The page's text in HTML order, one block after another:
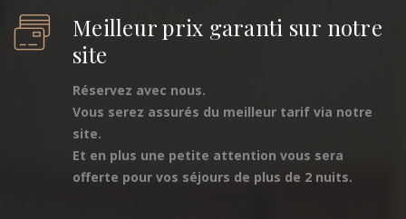
Meilleur prix garanti sur notre
site
Réservez avec nous.
Vous serez assurés du meilleur tarif via notre
site.
Et en plus une petite attention vous sera
offerte pour vos séjours de plus de 2 nuits.